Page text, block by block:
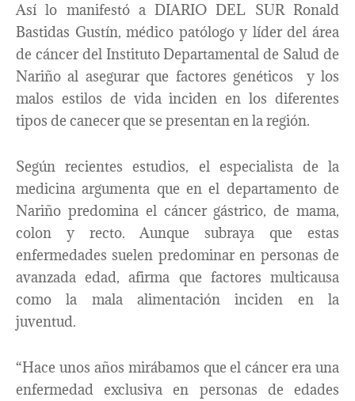
Así lo manifestó a DIARIO DEL SUR Ronald
Bastidas Gustín, médico patólogo y líder del área
de cáncer del Instituto Departamental de Salud de
Nariño al asegurar que factores genéticos y los
malos estilos de vida inciden en los diferentes
tipos de canecer que se presentan en la región.
Según recientes estudios, el especialista de la
medicina argumenta que en el departamento de
Nariño predomina el cáncer gástrico, de mama,
colon y recto. Aunque subraya que estas
enfermedades suelen predominar en personas de
avanzada edad, afirma que factores multicausa
como la mala alimentación inciden en la
juventud.
“Hace unos años mirábamos que el cáncer era una
enfermedad exclusiva en personas de edades